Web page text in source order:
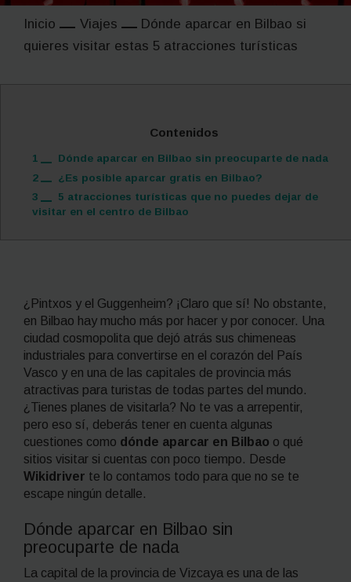
Inicio Viajes
Dónde aparcar en Bilbao si
quieres visitar estas 5 atracciones turísticas
Contenidos
1
Dónde aparcar en Bilbao sin preocuparte de nada
2
¿Es posible aparcar gratis en Bilbao?
3
5 atracciones turísticas que no puedes dejar de
visitar en el centro de Bilbao
¿Pintxos y el Guggenheim? ¡Claro que sí! No obstante,
en Bilbao hay mucho más por hacer y por conocer. Una
ciudad cosmopolita que dejó atrás sus chimeneas
industriales para convertirse en el corazón del País
Vasco y en una de las capitales de provincia más
atractivas para turistas de todas partes del mundo.
¿Tienes planes de visitarla? No te vas a arrepentir,
pero eso sí, deberás tener en cuenta algunas
cuestiones como dónde aparcar en Bilbao o qué
sitios visitar si cuentas con poco tiempo. Desde
Wikidriver te lo contamos todo para que no se te
escape ningún detalle.
Dónde aparcar en Bilbao sin
preocuparte de nada
La capital de la provincia de Vizcaya es una de las